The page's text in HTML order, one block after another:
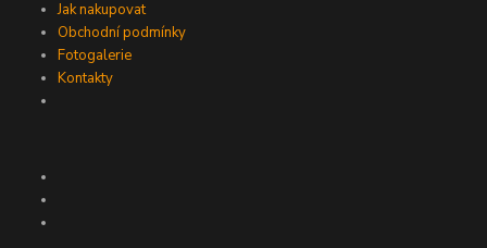
Jak nakupovat
Obchodní podmínky
Fotogalerie
Kontakty